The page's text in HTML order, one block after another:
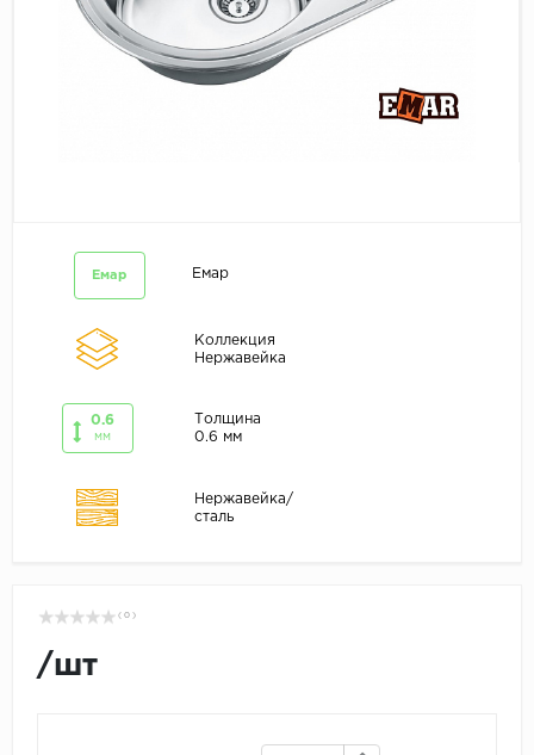
Емар Емар
Коллекция
Нержавейка
0.6
мм
Толщина
0.6 мм
Нержавейка/
сталь
( 0 )
/шт